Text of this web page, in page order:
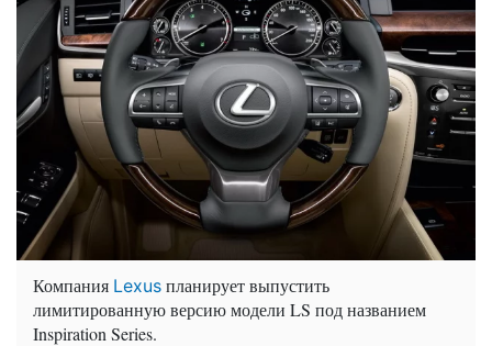
Компания Lexus планирует выпустить
лимитированную версию модели LS под названием
Inspiration Series.